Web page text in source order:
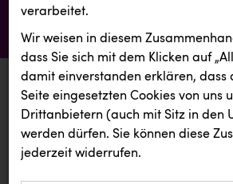
aktuelle aussendungen
aktuelle aussendungen
verarbeitet.
Wir weisen in diesem
dass Sie sich mit dem Klicken auf
damit ein­ver­standen erklären, dass
Seite eingesetzten Cookies von uns
Drittanbietern (auch mit Sitz in den
werden dürfen. Sie können diese
jederzeit widerrufen.